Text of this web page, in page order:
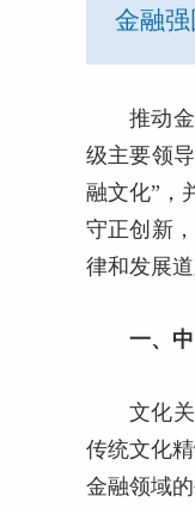
金融强
推动
级主要领
融文化”，
守正创新
律和发展
一、
文化
传统文化
金融领域的